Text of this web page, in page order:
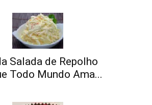
Salada de Repolho
Todo Mundo Ama...